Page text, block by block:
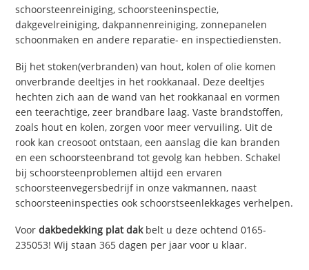
schoorsteenreiniging, schoorsteeninspectie,
dakgevelreiniging, dakpannenreiniging, zonnepanelen
schoonmaken en andere reparatie- en inspectiediensten.
Bij het stoken(verbranden) van hout, kolen of olie komen
onverbrande deeltjes in het rookkanaal. Deze deeltjes
hechten zich aan de wand van het rookkanaal en vormen
een teerachtige, zeer brandbare laag. Vaste brandstoffen,
zoals hout en kolen, zorgen voor meer vervuiling. Uit de
rook kan creosoot ontstaan, een aanslag die kan branden
en een schoorsteenbrand tot gevolg kan hebben. Schakel
bij schoorsteenproblemen altijd een ervaren
schoorsteenvegersbedrijf in onze vakmannen, naast
schoorsteeninspecties ook schoorstseenlekkages verhelpen.
Voordakbedekking plat dakbelt u deze ochtend 0165-
235053! Wij staan 365 dagen per jaar voor u klaar.